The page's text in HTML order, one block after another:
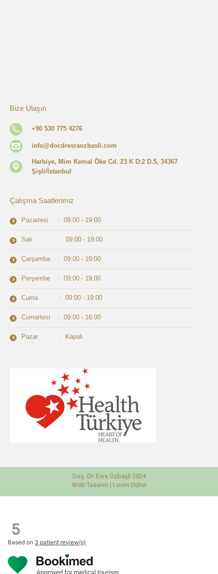
Bize Ulaşın
+90 530 775 4276
info@docdresraozbasli.com
Harbiye, Mim Kemal Öke Cd. 23 K D:2 D.5, 34367
Şişli/İstanbul
Çalışma Saatlerimiz
Pazartesi : 09:00 - 19:00
Salı : 09:00 - 19:00
Çarşamba : 09:00 - 19:00
Perşembe : 09:00 - 19:00
Cuma : 09:00 - 19:00
Cumartesi : 09:00 - 16:00
Pazar : Kapalı
Doç. Dr. Esra Özbaşlı 2024
Web Tasarım | Loom Dijital
5
Based on 3 patient review(s)